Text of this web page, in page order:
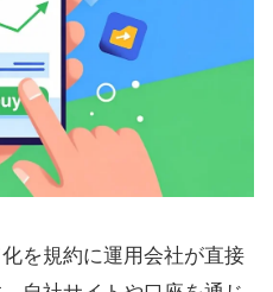
を規約に運用会社が直接